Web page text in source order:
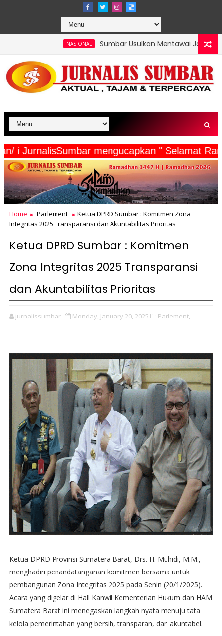
Sumbar Usulkan Mentawai Jadi Kawasan Tambak
i JurnalisSumbar mengucapkan "
Home Parlement
Ketua DPRD Sumbar : Komitmen Zona
Integritas 2025 Transparansi dan Akuntabilitas Prioritas
Ketua DPRD Sumbar : Komitmen
Zona Integritas 2025 Transparansi
dan Akuntabilitas Prioritas
jurnalissumbar Monday, January 20, 2025 Parlement,
Ketua DPRD Provinsi Sumatera Barat, Drs. H. Muhidi, M.M.,
menghadiri penandatanganan komitmen bersama untuk
pembangunan Zona Integritas 2025 pada Senin (20/1/2025).
Acara yang digelar di Hall Kanwil Kementerian Hukum dan HAM
Sumatera Barat ini menegaskan langkah nyata menuju tata
kelola pemerintahan yang bersih, transparan, dan akuntabel.